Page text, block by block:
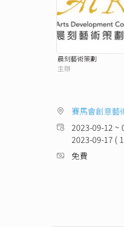
晨刻藝術策劃
主辦
賽馬會創意藝
2023-09-12 ~
2023-09-17 (
免費